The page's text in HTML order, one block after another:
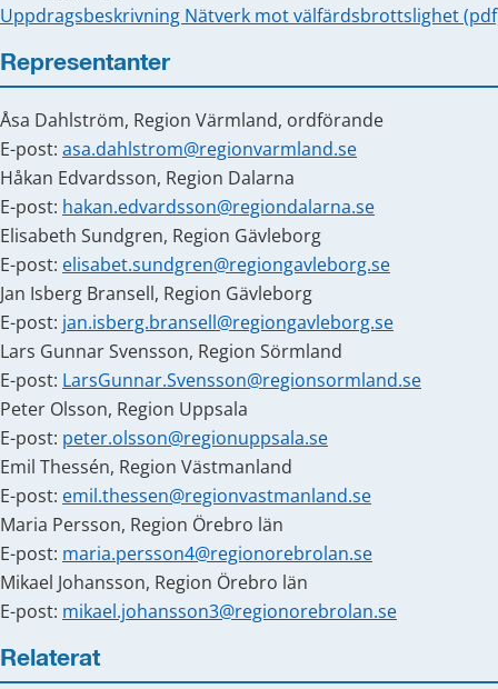
Uppdragsbeskrivning Nätverk mot välfärdsbrottslighet
Representanter
Åsa Dahlström, Region Värmland, ordförande
E-post: asa.dahlstrom@regionvarmland.se
Håkan Edvardsson, Region Dalarna
E-post: hakan.edvardsson@regiondalarna.se
Elisabeth Sundgren, Region Gävleborg
E-post: elisabet.sundgren@regiongavleborg.se
Jan Isberg Bransell, Region Gävleborg
E-post: jan.isberg.bransell@regiongavleborg.se
Lars Gunnar Svensson, Region Sörmland
E-post: LarsGunnar.Svensson@regionsormland.se
Peter Olsson, Region Uppsala
E-post: peter.olsson@regionuppsala.se
Emil Thessén, Region Västmanland
E-post: emil.thessen@regionvastmanland.se
Maria Persson, Region Örebro län
E-post: maria.persson4@regionorebrolan.se
Mikael Johansson, Region Örebro län
E-post: mikael.johansson3@regionorebrolan.se
Relaterat